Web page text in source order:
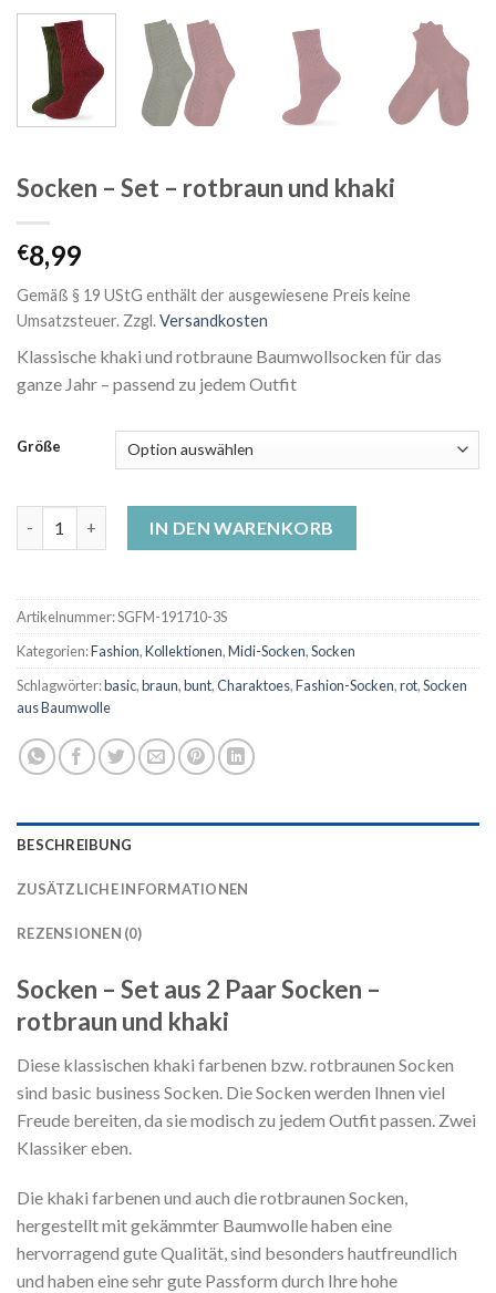
Socken – Set – rotbraun und khaki
€8,99
Gemäß § 19 UStG enthält der ausgewiesene Preis keine
Umsatzsteuer. Zzgl.Versandkosten
Klassische khaki und rotbraune Baumwollsocken für das
ganze Jahr – passend zu jedem Outfit
Größe
IN DEN WARENKORB
Artikelnummer:SGFM-191710-3S
Kategorien:Fashion,Kollektionen,Midi-Socken,Socken
Schlagwörter:basic,braun,bunt,Charaktoes,Fashion-Socken,rot,Socken
aus Baumwolle
BESCHREIBUNG
ZUSÄTZLICHE INFORMATIONEN
REZENSIONEN (0)
Socken – Set aus 2 Paar Socken –
rotbraun und khaki
Diese klassischen khaki farbenen bzw. rotbraunen Socken
sind basic business Socken. Die Socken werden Ihnen viel
Freude bereiten, da sie modisch zu jedem Outfit passen. Zwei
Klassiker eben.
Die khaki farbenen und auch die rotbraunen Socken,
hergestellt mit gekämmter Baumwolle haben eine
hervorragend gute Qualität, sind besonders hautfreundlich
und haben eine sehr gute Passform durch Ihre hohe